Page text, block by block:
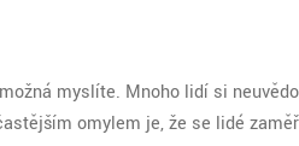
myslíte. Mnoho lidí si
omylem je, že se lidé